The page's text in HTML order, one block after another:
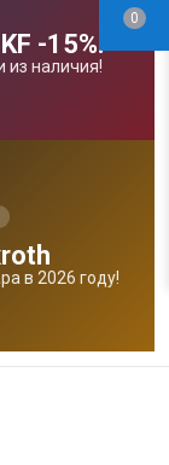
0
-15%!
из наличия!
в 2026 году!